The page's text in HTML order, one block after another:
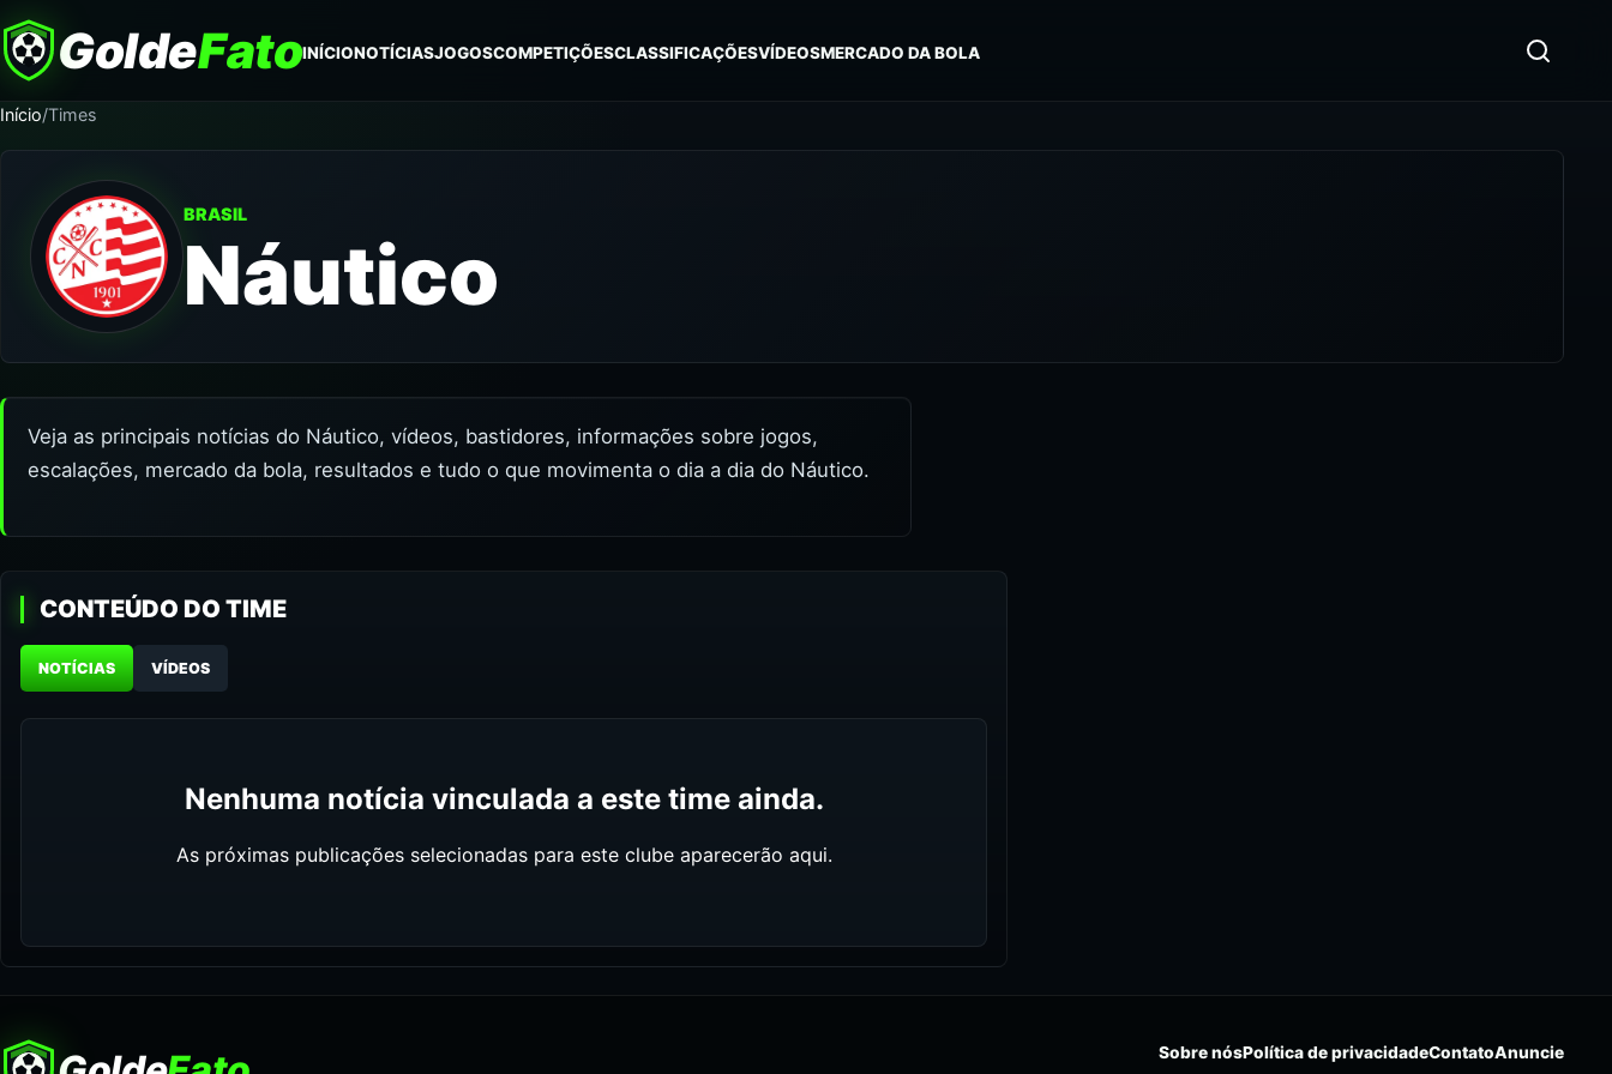
GoldeFatoINÍCIONOTÍCIASJOGOSCOMPETIÇÕESCLASSIFICAÇÕESVÍDEOSMERCADO DA BOLA
Início/Times
BRASIL
Náutico
Veja as principais notícias do Náutico, vídeos, bastidores, informações sobre jogos,
escalações, mercado da bola, resultados e tudo o que movimenta o dia a dia do Náutico.
CONTEÚDO DO TIME
NOTÍCIAS VÍDEOS
Nenhuma notícia vinculada a este time ainda.
As próximas publicações selecionadas para este clube aparecerão aqui.
Sobre nósPolítica de privacidadeContatoAnuncie